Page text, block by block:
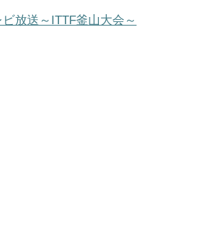
放送～ITTF釜山大会～